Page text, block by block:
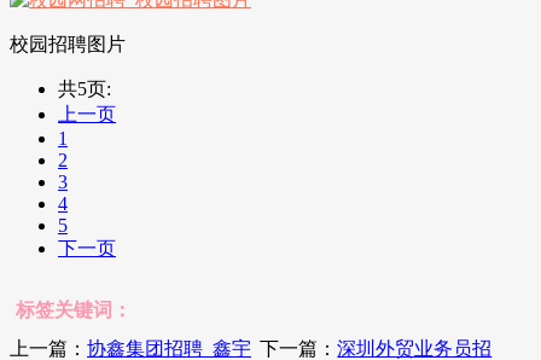
校园招聘图片
共5页:
上一页
1
2
3
4
5
下一页
标签关键词：
上一篇： 协鑫集团招聘_鑫宇 下一篇：深圳外贸业务员招